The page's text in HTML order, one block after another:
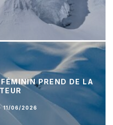
PREND DE LA
· 11/06/2026